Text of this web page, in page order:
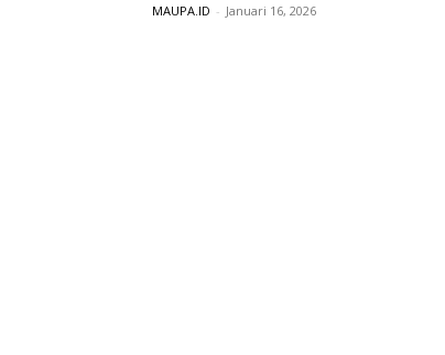
MAUPA.ID - Januari 16, 2026